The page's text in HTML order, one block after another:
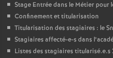
Stage Entrée dans le Métier pour
Confinement et titularisation
Titularisation des stagiaires : le
Stagiaires affecté-e-s dans
Listes des stagiaires titularisé.e.s